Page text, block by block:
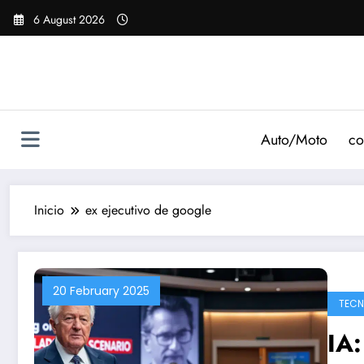
Saltar
6 August 2026
Auto/Moto
Inicio ex ejecutivo de google
20 February 2025